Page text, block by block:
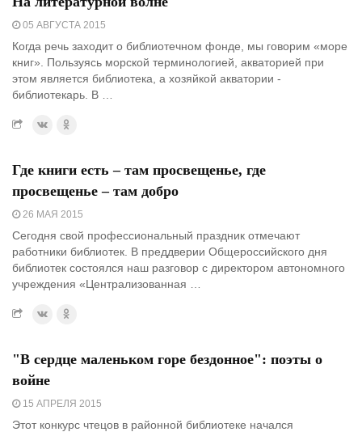
05 АВГУСТА 2015
Когда речь заходит о библиотечном фонде, мы говорим «море
книг». Пользуясь морской терминологией, акваторией при
этом является библиотека, а хозяйкой акватории -
библиотекарь. В …
Где книги есть – там просвещенье, где
просвещенье – там добро
26 МАЯ 2015
Сегодня свой профессиональный праздник отмечают
работники библиотек. В преддверии Общероссийского дня
библиотек состоялся наш разговор с директором автономного
учреждения «Централизованная …
"В сердце маленьком горе бездонное": поэты о
войне
15 АПРЕЛЯ 2015
Этот конкурс чтецов в районной библиотеке начался